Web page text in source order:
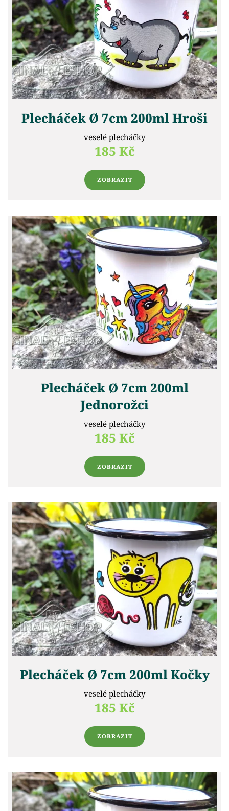
Plecháček Ø 7cm 200ml Hroši
veselé plecháčky
185 Kč
ZOBRAZIT
Plecháček Ø 7cm 200ml
Jednorožci
veselé plecháčky
185 Kč
ZOBRAZIT
Plecháček Ø 7cm 200ml Kočky
veselé plecháčky
185 Kč
ZOBRAZIT